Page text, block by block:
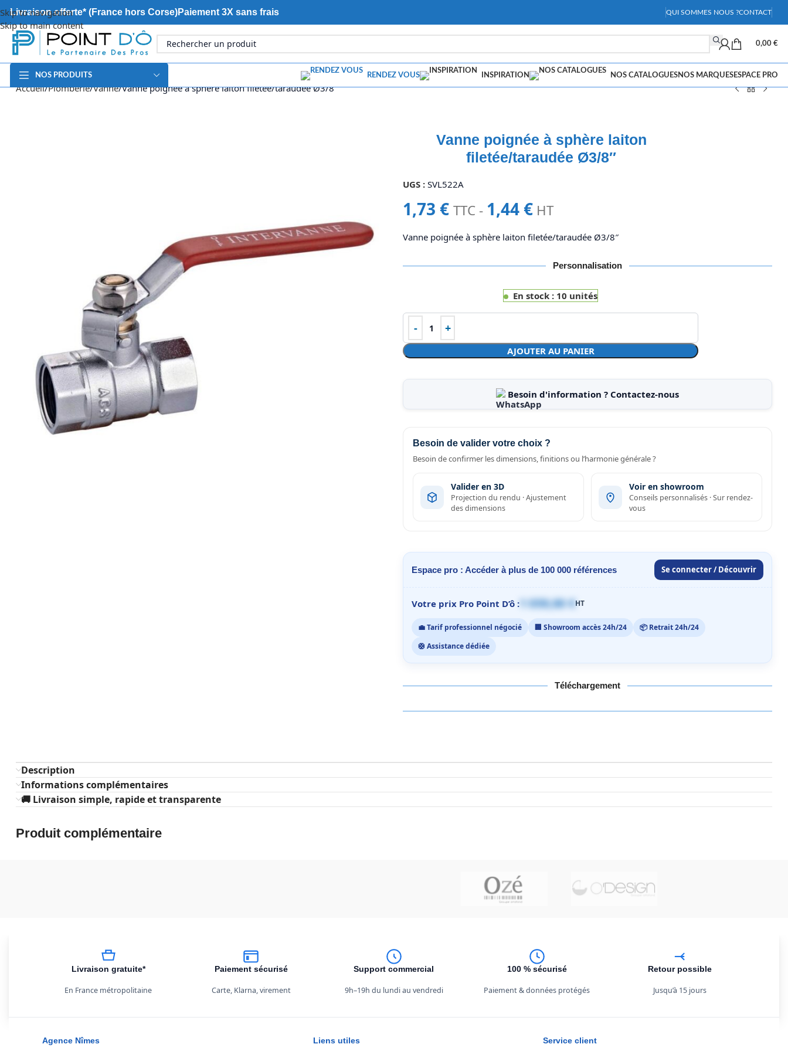
Skip to navigation
Skip to main content
Livraison offerte* (France hors Corse)Paiement 3X sans frais QUI SOMMES NOUS ?CONTACT
0,00 €
NOS PRODUITS RENDEZ VOUS INSPIRATION NOS CATALOGUESNOS MARQUESESPACE PRO
Accueil Plomberie Vanne Vanne poignée à sphère laiton filetée/taraudée Ø3/8″
Vanne poignée à sphère laiton
filetée/taraudée Ø3/8″
UGS : SVL522A
1,73 € TTC - 1,44€ HT
Vanne poignée à sphère laiton filetée/taraudée Ø3/8″
Personnalisation
En stock : 10 unités
AJOUTER AU PANIER
Besoin d'information ? Contactez-nous
Besoin de valider votre choix ?
Besoin de confirmer les dimensions, finitions ou l’harmonie générale ?
Valider en 3D
Projection du rendu · Ajustement
des dimensions
Voir en showroom
Conseils personnalisés · Sur rendez-
vous
Espace pro : Accéder à plus de 100 000 références Se connecter / Découvrir
Votre prix Pro Point D’ô : 1 059,00 €HT
💼 Tarif professionnel négocié 🏢 Showroom accès 24h/24
📦 Retrait 24h/24
🛟 Assistance dédiée
Téléchargement
Description
Informations complémentaires
🚚 Livraison simple, rapide et transparente
Produit complémentaire
Livraison gratuite*
En France métropolitaine
Paiement sécurisé
Carte, Klarna, virement
Support commercial
9h–19h du lundi au vendredi
100 % sécurisé
Paiement & données protégés
Retour possible
Jusqu’à 15 jours
Agence Nîmes Liens utiles Service client